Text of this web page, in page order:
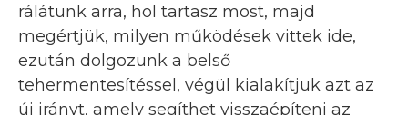
rálátunk arra, hol tartasz most, majd
megértjük, milyen működések vittek ide,
ezután dolgozunk a belső
tehermentesítéssel, végül kialakítjuk azt az
új irányt, amely segíthet visszaépíteni az